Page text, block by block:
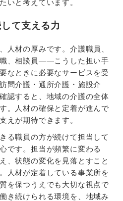
いと考えています。
て支える力
人材の厚みです。介護職員、
、相談員——こうした担い手
なときに必要なサービスを受
問介護・通所介護・施設介
認すると、地域の介護の全体
。人材の確保と定着が進んで
えが期待できます。
る職員の方が続けて担当して
です。担当が頻繁に変わる
、状態の変化を見落とすこと
人材が定着している事業所を
を保つうえでも大切な視点で
き続けられる環境を、地域み